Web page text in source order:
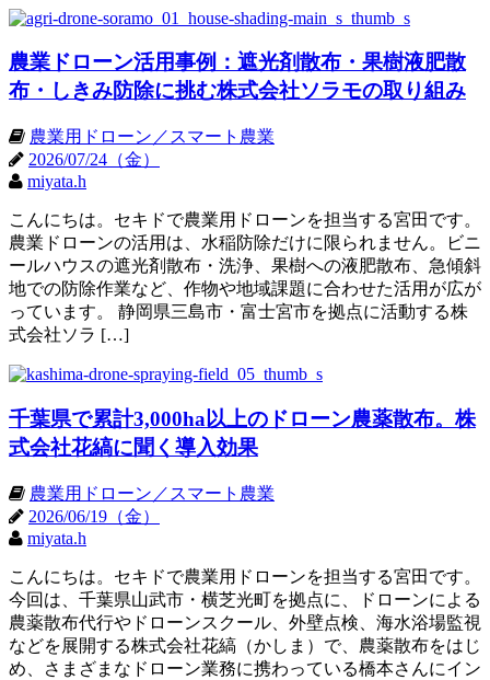
農業ドローン活用事例：遮光剤散布・果樹液肥散
布・しきみ防除に挑む株式会社ソラモの取り組み
農業用ドローン／スマート農業
2026/07/24（金）
miyata.h
こんにちは。セキドで農業用ドローンを担当する宮田です。
農業ドローンの活用は、水稲防除だけに限られません。ビニ
ールハウスの遮光剤散布・洗浄、果樹への液肥散布、急傾斜
地での防除作業など、作物や地域課題に合わせた活用が広が
っています。 静岡県三島市・富士宮市を拠点に活動する株
式会社ソラ […]
千葉県で累計3,000ha以上のドローン農薬散布。株
式会社花縞に聞く導入効果
農業用ドローン／スマート農業
2026/06/19（金）
miyata.h
こんにちは。セキドで農業用ドローンを担当する宮田です。
今回は、千葉県山武市・横芝光町を拠点に、ドローンによる
農薬散布代行やドローンスクール、外壁点検、海水浴場監視
などを展開する株式会社花縞（かしま）で、農薬散布をはじ
め、さまざまなドローン業務に携わっている橋本さんにイン